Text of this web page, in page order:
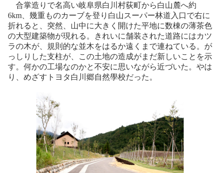
合掌造りで名高い岐阜県白川村荻町から白山麓へ約
6km、幾重ものカーブを登り白山スーパー林道入口で右に
折れると、突然、山中に大きく開けた平地に数棟の薄茶色
の大型建築物が現れる。きれいに舗装された道路にはカツ
ラの木が、規則的な並木をはるか遠くまで連ねている。が
っしりした支柱が、この土地の造成がまだ新しいことを示
す。何かの工場なのかと不安に思いながら近づいた。やは
り、めざすトヨタ白川郷自然學校だった。